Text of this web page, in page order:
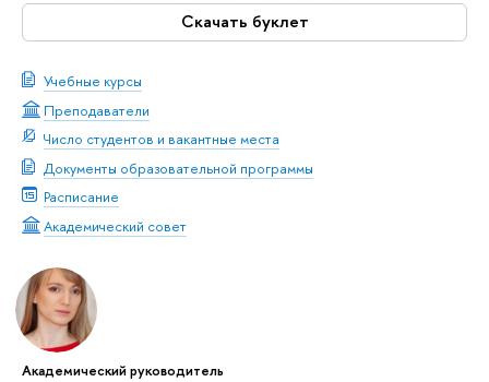
Скачать буклет
Учебные курсы
Преподаватели
Число студентов и вакантные места
Документы образовательной программы
Расписание
Академический совет
Академический руководитель